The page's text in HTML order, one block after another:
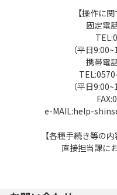
約に同意されたも
３ 利用者ＩＤ・
本システムを利用
う場合は、利用者
利用者登録を行う
（１）利用者登録
（２）住所、氏名
【操作に
固定電
（平日
携帯電
（平日
e-MAIL:help-
【各種手続き等の
直接担当課に